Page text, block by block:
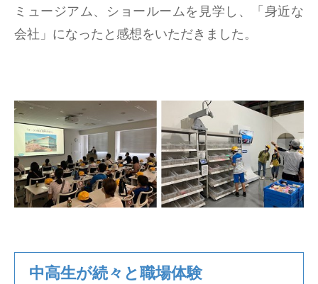
ミュージアム、ショールームを見学し、「身近な
会社」になったと感想をいただきました。
中高生が続々と職場体験